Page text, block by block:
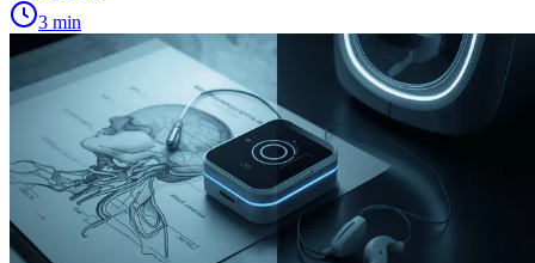
3 min